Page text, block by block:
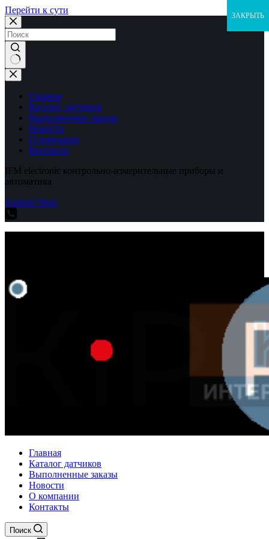
Перейти к сути
Ничего
не
найденоГлавная
Каталог датчиков
Выполненные заказы
Новости
О компании
Контакты
IFM electronic контрольно-измерительные приборы и
автоматика
Explore Shop
Главная
Каталог датчиков
Выполненные заказы
Новости
О компании
Контакты
Поиск
ЗАКРЫТЬ